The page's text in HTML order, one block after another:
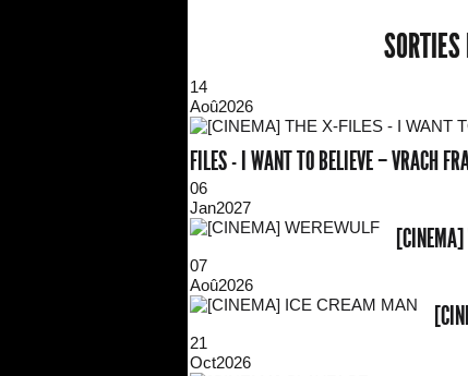
14
Aoû2026
FILES - I WANT TO BELIEVE – VRACH
06
Jan2027
[CINEMA]
07
Aoû2026
21
Oct2026